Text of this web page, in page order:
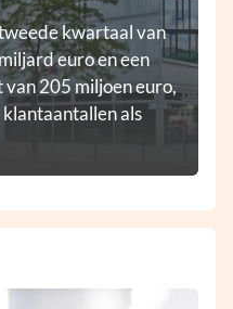
kwartaal van
euro en een
205 miljoen euro,
als